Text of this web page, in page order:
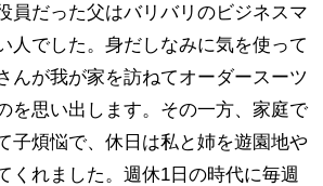
員だった父はバリバリのビジネスマ
人でした。身だしなみに気を使って
んが我が家を訪ねてオーダースーツ
を思い出します。その一方、家庭で
子煩悩で、休日は私と姉を遊園地や
くれました。週休1日の時代に毎週